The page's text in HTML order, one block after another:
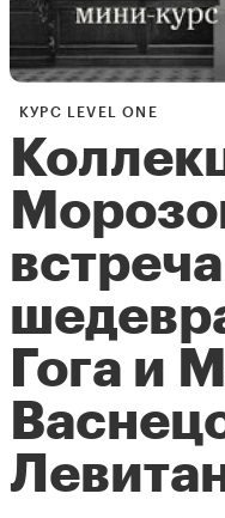
КУРС LEVEL ONE
Гога и